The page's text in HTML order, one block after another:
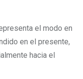
el modo en
en el presente,
hacia el